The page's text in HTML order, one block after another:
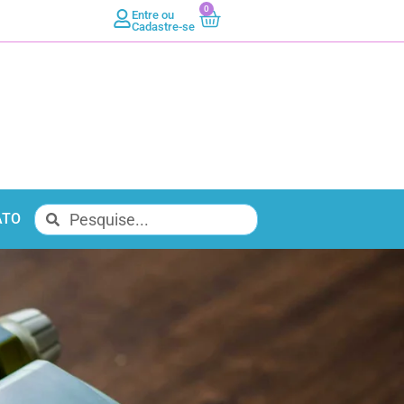
Entre ou
Cadastre-se
0